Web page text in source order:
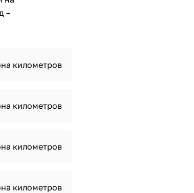
–
километров
километров
километров
километров